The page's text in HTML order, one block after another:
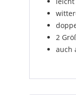
2
auch